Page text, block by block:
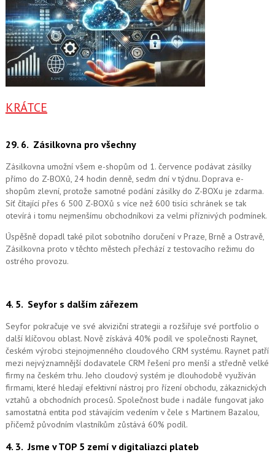
KRÁTCE
29. 6. Zásilkovna pro všechny
Zásilkovna umožní všem e-shopům od 1. července podávat zásilky
přímo do Z-BOXů, 24 hodin denně, sedm dní v týdnu. Doprava e-
shopům zlevní, protože samotné podání zásilky do Z-BOXu je zdarma.
Síť čítající přes 6 500 Z-BOXů s více než 600 tisíci schránek se tak
otevírá i tomu nejmenšímu obchodníkovi za velmi příznivých podmínek.
Úspěšně dopadl také pilot sobotního doručení v Praze, Brně a Ostravě,
Zásilkovna proto v těchto městech přechází z testovacího režimu do
ostrého provozu.
4. 5. Seyfor s dalším zářezem
Seyfor pokračuje ve své akviziční strategii a rozšiřuje své portfolio o
další klíčovou oblast. Nově získává 40% podíl ve společnosti Raynet,
českém výrobci stejnojmenného cloudového CRM systému. Raynet patří
mezi nejvýznamnější dodavatele CRM řešení pro menší a středně velké
firmy na českém trhu. Jeho cloudový systém je dlouhodobě využíván
firmami, které hledají efektivní nástroj pro řízení obchodu, zákaznických
vztahů a obchodních procesů. Společnost bude i nadále fungovat jako
samostatná entita pod stávajícím vedením v čele s Martinem Bazalou,
přičemž původním vlastníkům zůstává 60% podíl.
4. 3.Jsme v TOP 5 zemí v digitaliazci plateb